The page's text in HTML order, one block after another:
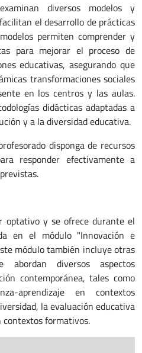
diversos modelos y
el desarrollo de prácticas
permiten comprender y
para mejorar el proceso de
educativas, asegurando que
transformaciones sociales
en los centros y las aulas.
didácticas adaptadas a
y a la diversidad educativa.
disponga de recursos
responder efectivamente a
optativo y se ofrece durante el
en el módulo "Innovación e
módulo también incluye otras
abordan diversos aspectos
contemporánea, tales como
aprendizaje en contextos
la evaluación educativa
contextos formativos.